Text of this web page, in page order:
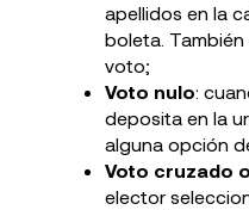
apellidos en la
boleta. También
voto;
Voto nulo:
deposita en la
alguna opción
Voto cruzado
elector